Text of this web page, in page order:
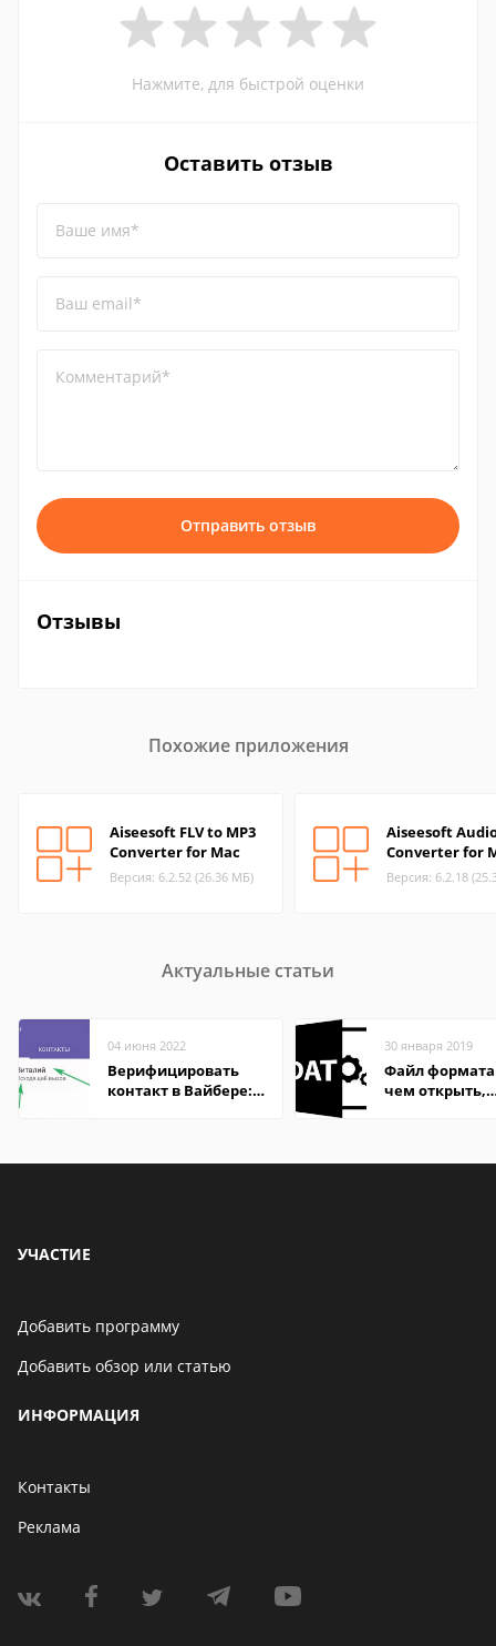
Нажмите, для быстрой оценки
Оставить отзыв
Ваше имя*
Ваш email*
Комментарий*
Отправить отзыв
Отзывы
Похожие приложения
Aiseesoft FLV to MP3
Converter for Mac
Версия: 6.2.52 (26.36 МБ)
Aiseesoft
Converter for
Версия: 6.2.18
Актуальные статьи
04 июня 2022
Верифицировать
контакт в Вайбере:
30 января 2019
Файл формата
чем открыть,
УЧАСТИЕ
Добавить программу
Добавить обзор или статью
ИНФОРМАЦИЯ
Контакты
Реклама